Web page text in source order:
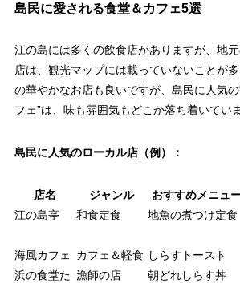
島民に愛される食堂＆カフェ5選
江の島には多くの飲食店がありますが、地
店は、観光マップには載っていないことが
の華やかなお店も良いですが、島民に人気
フェ”は、味も雰囲気もどこか落ち着いていま
島民に人気のローカル店（例）：
店名 ジャンル おすすめメニュ
江の島亭
和食定食 地魚の煮つけ定食
海風カフェ
カフェ＆軽食 しらすトースト
浜の食堂た 漁師の店 朝どれしらす丼